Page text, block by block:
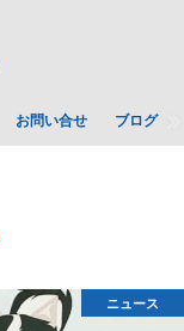
お問い合せ ブログ
ニュース